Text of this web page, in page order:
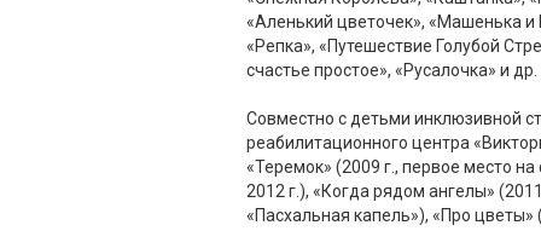
«Аленький цветочек», «Машенька
«Репка», «Путешествие Голубой
счастье простое», «Русалочка» и др.
Совместно с детьми инклюзивной
реабилитационного центра
«Теремок» (2009 г., первое место
2012 г.), «Когда рядом ангелы»
«Пасхальная капель»), «Про цветы»